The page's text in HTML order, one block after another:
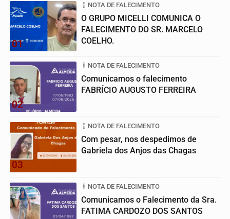
01
NOTA DE FALECIMENTO
O GRUPO MICELLI COMUNICA O
FALECIMENTO DO SR. MARCELO
COELHO.
02
NOTA DE FALECIMENTO
Comunicamos o falecimento
FABRÍCIO AUGUSTO FERREIRA
03
NOTA DE FALECIMENTO
Com pesar, nos despedimos de
Gabriela dos Anjos das Chagas
NOTA DE FALECIMENTO
Comunicamos o Falecimento da Sra.
FATIMA CARDOZO DOS SANTOS